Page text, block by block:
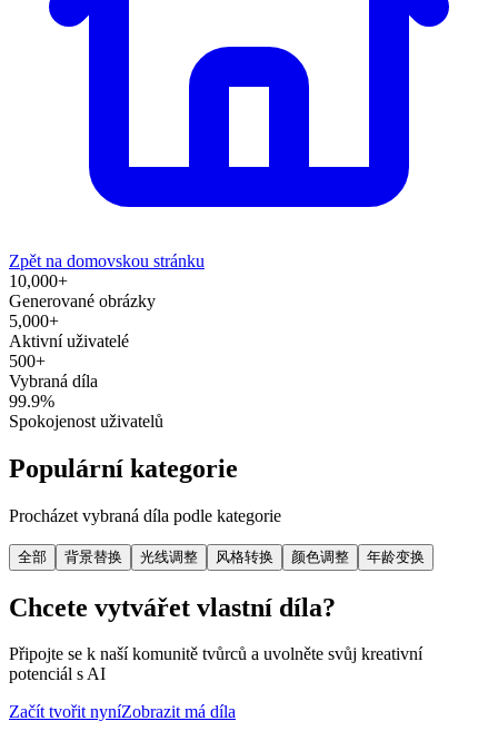
Zpět na domovskou stránku
10,000+
Generované obrázky
5,000+
Aktivní uživatelé
500+
Vybraná díla
99.9%
Spokojenost uživatelů
Populární kategorie
Procházet vybraná díla podle kategorie
全部 背景替换 光线调整 风格转换 颜色调整 年龄变换
Chcete vytvářet vlastní díla?
Připojte se k naší komunitě tvůrců a uvolněte svůj kreativní
potenciál s AI
Začít tvořit nyníZobrazit má díla